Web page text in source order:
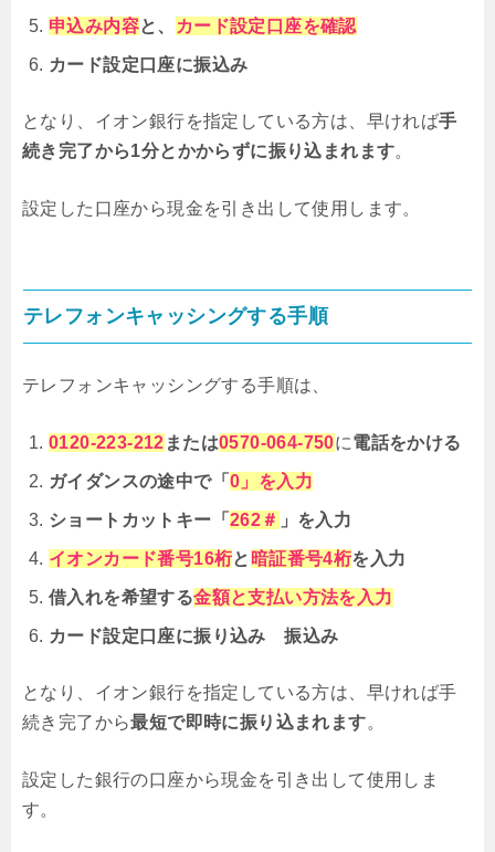
申込み内容と、 カード設定口座を確認
カード設定口座に振込み
となり、イオン銀行を指定している方は、早ければ手
続き完了から1分とかからずに振り込まれます。
設定した口座から現金を引き出して使用します。
テレフォンキャッシングする手順
テレフォンキャッシングする手順は、
0120-223-212 または0570-064-750に電話をかける
ガイダンスの途中で「 0」を入力
ショートカットキー「 262＃ 」を入力
イオンカード番号16桁と 暗証番号4桁を入力
借入れを希望する金額と支払い方法を入力
カード設定口座に振り込み 振込み
となり、イオン銀行を指定している方は、早ければ手
続き完了から最短で即時に振り込まれます。
設定した銀行の口座から現金を引き出して使用しま
す。